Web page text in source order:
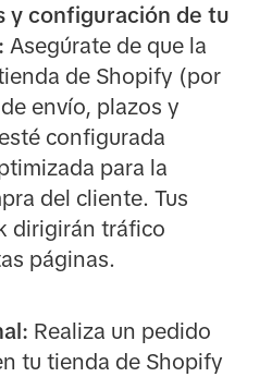
y configuración de tu
Asegúrate de que la
de Shopify (por
envío, plazos y
configurada
para la
del cliente. Tus
dirigirán tráfico
páginas.
Realiza un pedido
tu tienda de Shopify